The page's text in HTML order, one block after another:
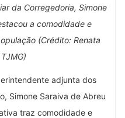
da Corregedoria, Simone
a comodidade e
(Crédito: Renata
adjunta dos
Simone Saraiva de Abreu
traz comodidade e